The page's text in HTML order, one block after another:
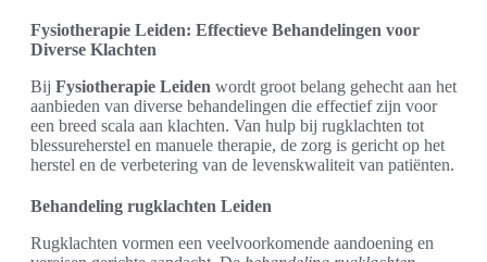
Fysiotherapie Leiden: Effectieve Behandelingen voor
Diverse Klachten
Bij Fysiotherapie Leiden wordt groot belang gehecht aan het
aanbieden van diverse behandelingen die effectief zijn voor
een breed scala aan klachten. Van hulp bij rugklachten tot
blessureherstel en manuele therapie, de zorg is gericht op het
herstel en de verbetering van de levenskwaliteit van patiënten.
Behandeling rugklachten Leiden
Rugklachten vormen een veelvoorkomende aandoening en